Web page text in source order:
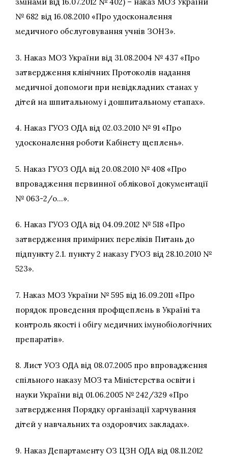
№ 682 від 16.08.2010 «Про удосконалення
медичного обслуговування учнів ЗОНЗ».
3. Наказ МОЗ України від 31.08.2004 № 437 «Про
затвердження клінічних Протоколів надання
медичної допомоги при невідкладних станах у
дітей на шпитальному і дошпитальному етапах».
4. Наказ ГУОЗ ОДА від 02.03.2010 № 91 «Про
удосконалення роботи Кабінету щеплень».
5. Наказ ГУОЗ ОДА від 20.08.2010 № 408 «Про
впровадження первинної облікової документації
№ 063-2/о…».
6. Наказ ГУОЗ ОДА від 04.09.2012 № 518 «Про
затвердження примірних переліків Питань до
підпункту 2.1. пункту 2 наказу ГУОЗ від 28.10.2010 №
523».
7. Наказ МОЗ України № 595 від 16.09.2011 «Про
порядок проведення профщеплень в Україні та
контроль якості і обігу медичних імунобіологічних
препаратів».
8. Лист УОЗ ОДА від 08.07.2005 про впровадження
спільного наказу МОЗ та Міністерства освіти і
науки України від 01.06.2005 № 242/329 «Про
затвердження Порядку організації харчування
дітей у навчальних та оздоровчих закладах».
9. Наказ Департаменту ОЗ ЦЗН ОДА від 08.11.2012